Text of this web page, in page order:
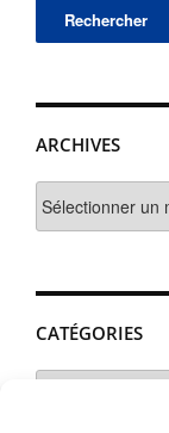
ARCHIVES
CATÉGORIES
Catégories